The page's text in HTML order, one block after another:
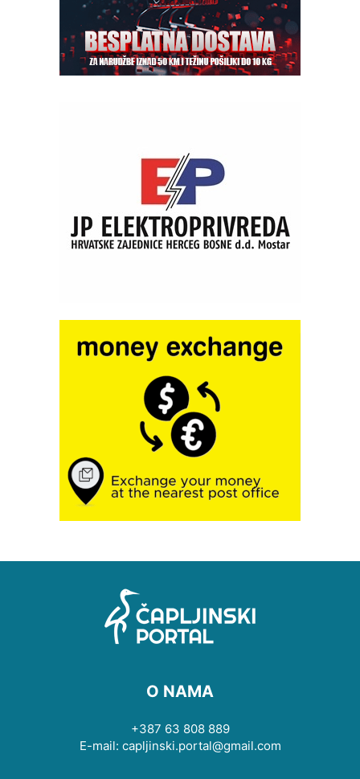
O NAMA
+387 63 808 889
E-mail: capljinski.portal@gmail.com